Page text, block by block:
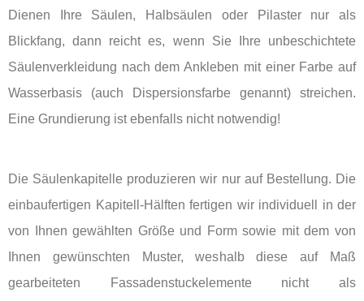
Dienen Ihre Säulen, Halbsäulen oder Pilaster nur als
Blickfang, dann reicht es, wenn Sie Ihre unbeschichtete
Säulenverkleidung nach dem Ankleben mit einer Farbe auf
Wasserbasis (auch Dispersionsfarbe genannt) streichen.
Eine Grundierung ist ebenfalls nicht notwendig!
Die Säulenkapitelle produzieren wir nur auf Bestellung. Die
einbaufertigen Kapitell-Hälften fertigen wir individuell in der
von Ihnen gewählten Größe und Form sowie mit dem von
Ihnen gewünschten Muster, weshalb diese auf Maß
gearbeiteten Fassadenstuckelemente nicht als